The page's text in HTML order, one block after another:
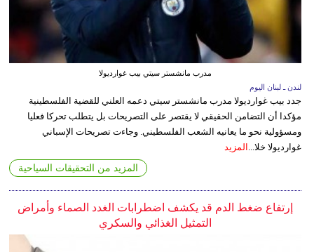
مدرب مانشستر سيتي بيب غوارديولا
لندن ـ لبنان اليوم
جدد بيب غوارديولا مدرب مانشستر سيتي دعمه العلني للقضية الفلسطينية
مؤكدا أن التضامن الحقيقي لا يقتصر على التصريحات بل يتطلب تحركا فعليا
ومسؤولية نحو ما يعانيه الشعب الفلسطيني. وجاءت تصريحات الإسباني
غوارديولا خلا...
المزيد
المزيد من التحقيقات السياحية
إرتفاع ضغط الدم قد يكشف اضطرابات الغدد الصماء وأمراض
التمثيل الغذائي والسكري